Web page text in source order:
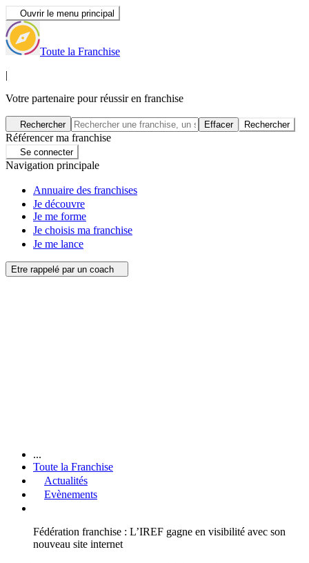
Ouvrir le menu principal
Toute la Franchise
|
Votre partenaire pour réussir en franchise
Rechercher Effacer Rechercher
Référencer ma franchise
Se connecter
Navigation principale
Annuaire des franchises
Je découvre
Je me forme
Je choisis ma franchise
Je me lance
Etre rappelé par un coach
...
Toute la Franchise
Actualités
Evènements
Fédération franchise : L’IREF gagne en visibilité avec son
nouveau site internet